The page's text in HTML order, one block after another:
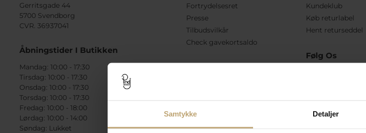
Samtykke Detaljer
Gerritsgade 44
5700 Svendborg
CVR. 36937041
Åbningstider I Butikken
Mandag: 10:00 - 17:30
Tirsdag: 10:00 - 17:30
Onsdag: 10:00 - 17:30
Torsdag: 10:00 - 17:30
Fredag: 10:00 - 18:00
Lørdag: 10:00 - 14:00
Søndag: Lukket
Fortrydelsesret
Presse
Tilbudsvilkår
Check gavekortsaldo
Kundeklub
Køb returlabel
Hent returseddel
Følg Os